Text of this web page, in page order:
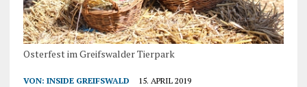
Osterfest im Greifswalder Tierpark
VON: INSIDE GREIFSWALD 15. APRIL 2019